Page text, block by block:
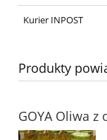
Kurier INPOST
Produkty
GOYA Oliwa z